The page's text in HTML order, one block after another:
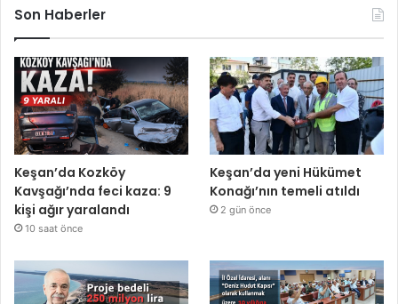
Son Haberler
Keşan’da Kozköy
Kavşağı’nda feci kaza: 9
kişi ağır yaralandı
10 saat önce
Keşan’da yeni Hükümet
Konağı’nın temeli atıldı
2 gün önce